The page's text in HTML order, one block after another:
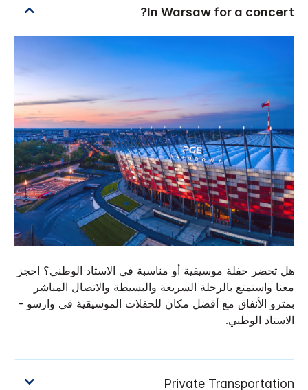
هل تحضر حفلة موسيقية أو مناسبة في الاستاد الوطني؟ احجز
معنا واستمتع بالرحلة السريعة والبسيطة والاتصال المباشر
بمترو الأنفاق مع أفضل مكان للحفلات الموسيقية في وارسو -
الاستاد الوطني.